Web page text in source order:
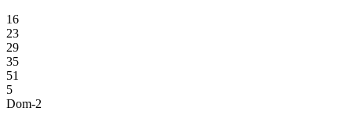
16
23
29
35
51
5
Dom-2